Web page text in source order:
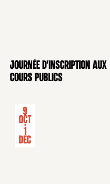
CONFÉRENCE
Journée d'inscription aux
cours publics
9
Oct
-
1
Déc